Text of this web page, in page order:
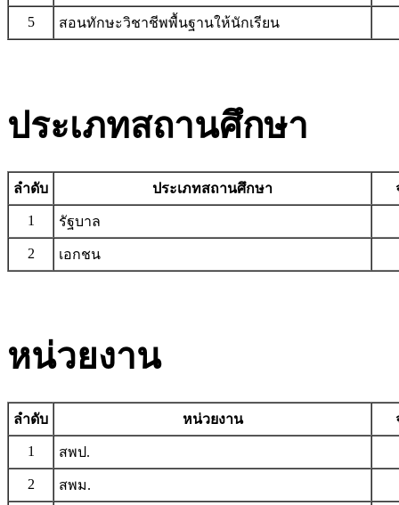
5 สอนทักษะวิชาชีพพื้นฐานให้นักเรียน
ประเภทสถานศึกษา
ลำดับ ประเภทสถานศึกษา
1 รัฐบาล
2 เอกชน
หน่วยงาน
ลำดับ หน่วยงาน
1 สพป.
2 สพม.